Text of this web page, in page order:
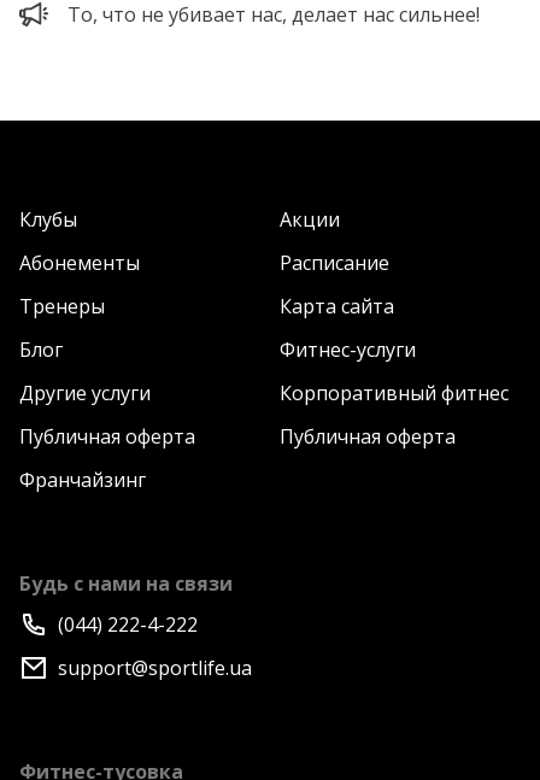
То, что не убивает нас, делает нас сильнее!
Клубы
Акции
Абонементы
Расписание
Тренеры
Карта сайта
Блог
Фитнес-услуги
Другие услуги
Корпоративный фитнес
Публичная оферта
Публичная оферта
Франчайзинг
Будь с нами на связи
(044) 222-4-222
support@sportlife.ua
Фитнес-тусовка